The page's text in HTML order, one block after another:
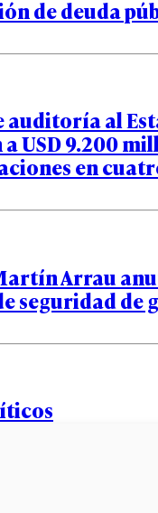
de deuda
auditoría al
USD 9.200
en
Arrau
seguridad de